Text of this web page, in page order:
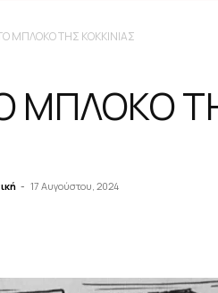
ΜΠΛΟΚΟ ΤΗΣ ΚΟΚΚΙΝΙΑΣ
ΜΠΛΟΚΟ
- 17 Αυγούστου, 2024